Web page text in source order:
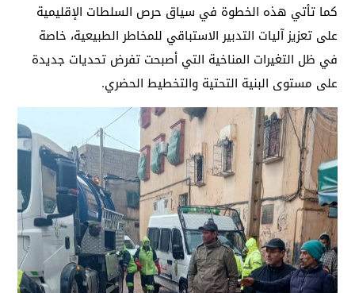
كما تأتي هذه الخطوة في سياق حرص السلطات الإقليمية
على تعزيز آليات التدبير الاستباقي للمخاطر الطبيعية، خاصة
في ظل التغيرات المناخية التي أصبحت تفرض تحديات جديدة
على مستوى البنية التحتية والتخطيط الحضري.